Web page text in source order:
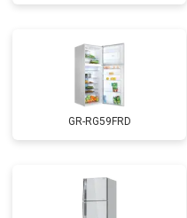
GR-RG59FRD